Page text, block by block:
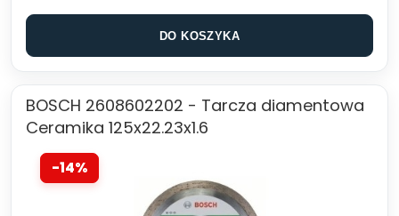
DO KOSZYKA
BOSCH 2608602202 - Tarcza diamentowa
Ceramika 125x22.23x1.6
-14%